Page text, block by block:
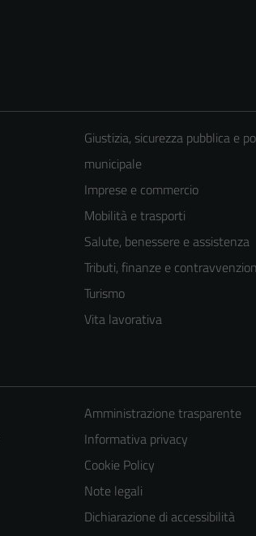
Giustizia, sicurezza pubblica e
municipale
Imprese e commercio
Mobilità e trasporti
Salute, benessere e assistenza
Tributi, finanze e
Turismo
Vita lavorativa
Amministrazione trasparente
Informativa privacy
Cookie Policy
Note legali
Dichiarazione di accessibilità